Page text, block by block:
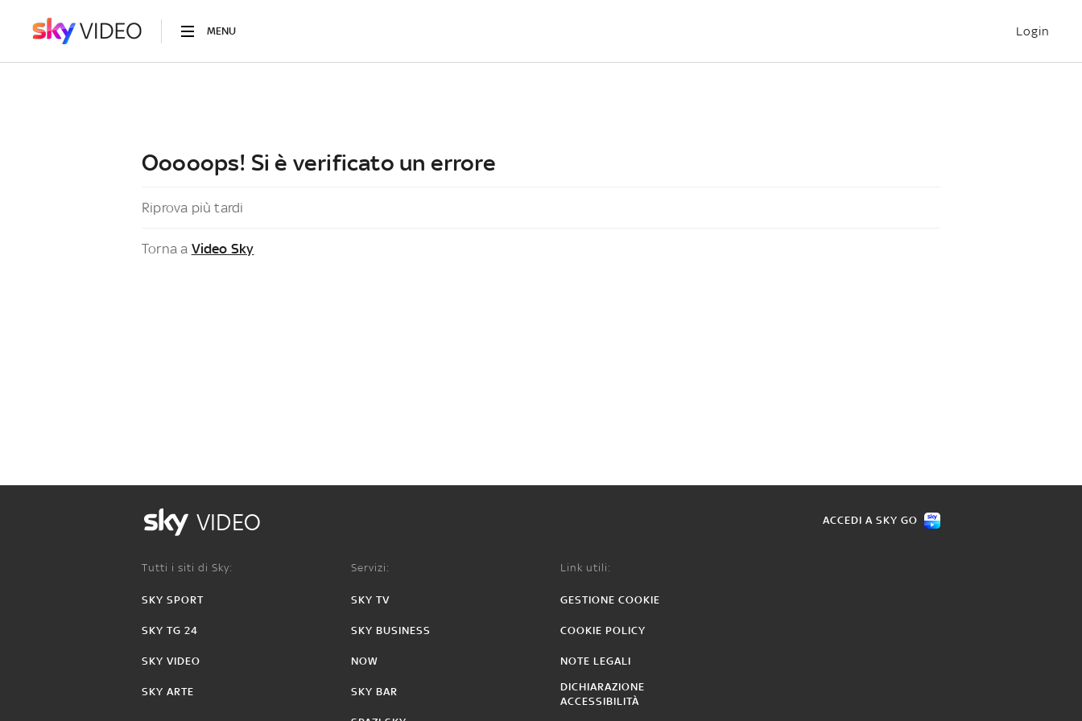
MENU Login
Ooooops! Si è verificato un errore
Riprova più tardi
Torna a Video Sky
VIDEO ACCEDI A SKY GO
Tutti i siti di Sky:
SKY SPORT
SKY TG 24
SKY VIDEO
SKY ARTE
Servizi:
SKY TV
SKY BUSINESS
NOW
SKY BAR
Link utili:
GESTIONE COOKIE
COOKIE POLICY
NOTE LEGALI
DICHIARAZIONE
ACCESSIBILITÀ